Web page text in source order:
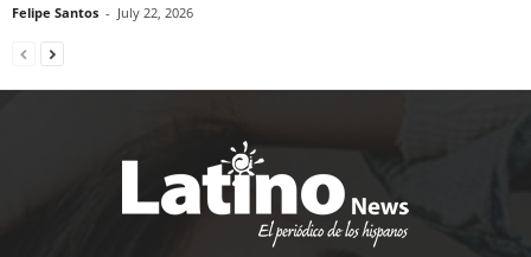
Felipe Santos - July 22, 2026